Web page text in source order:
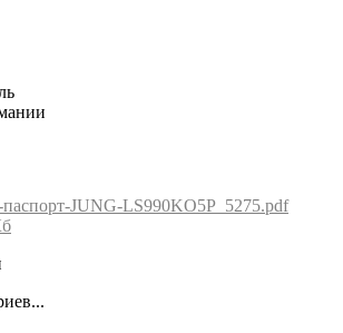
JUNG-LS990KO5P_5275.pdf